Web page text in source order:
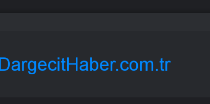
25 bin kilometrelik nehir ağını yeniden özgür bırakacaklar